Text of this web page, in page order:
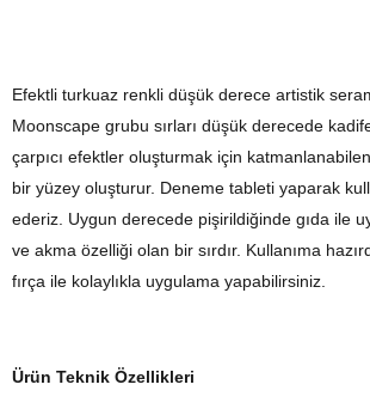
Efektli turkuaz renkli düşük derece artistik
Moonscape grubu sırları düşük derecede
çarpıcı efektler oluşturmak için
bir yüzey oluşturur. Deneme tableti yaparak
ederiz. Uygun derecede pişirildiğinde gıda ile
ve akma özelliği olan bir sırdır. Kullanıma
fırça ile kolaylıkla uygulama yapabilirsiniz.
Ürün Teknik Özellikleri